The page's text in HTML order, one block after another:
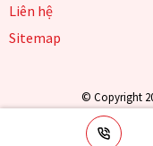
Liên hệ
Sitemap
© Copyright